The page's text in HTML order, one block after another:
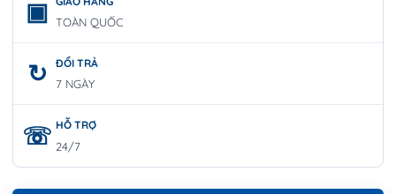
TOÀN QUỐC
ĐỔI TRẢ
7 NGÀY
HỖ TRỢ
24/7